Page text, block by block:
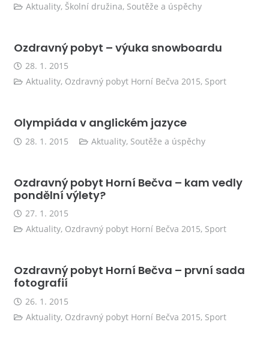
Aktuality, Školní družina, Soutěže a úspěchy
Ozdravný pobyt – výuka snowboardu
28. 1. 2015
Aktuality, Ozdravný pobyt Horní Bečva 2015, Sport
Olympiáda v anglickém jazyce
28. 1. 2015 Aktuality, Soutěže a úspěchy
Ozdravný pobyt Horní Bečva – kam vedly
pondělní výlety?
27. 1. 2015
Aktuality, Ozdravný pobyt Horní Bečva 2015, Sport
Ozdravný pobyt Horní Bečva – první sada
fotografií
26. 1. 2015
Aktuality, Ozdravný pobyt Horní Bečva 2015, Sport